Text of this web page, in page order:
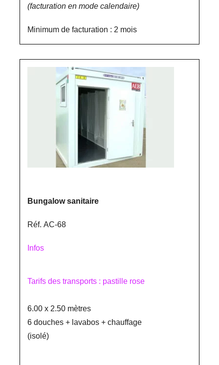
(facturation en mode calendaire)
Minimum de facturation : 2 mois
Bungalow sanitaire
Réf. AC-68
Infos
Tarifs des transports : pastille rose
6.00 x 2.50 mètres
6 douches + lavabos + chauffage
(isolé)